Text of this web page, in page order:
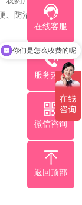
、防治
在线客服
服务热线
微信咨询
返回顶部
你们是怎么收费的呢